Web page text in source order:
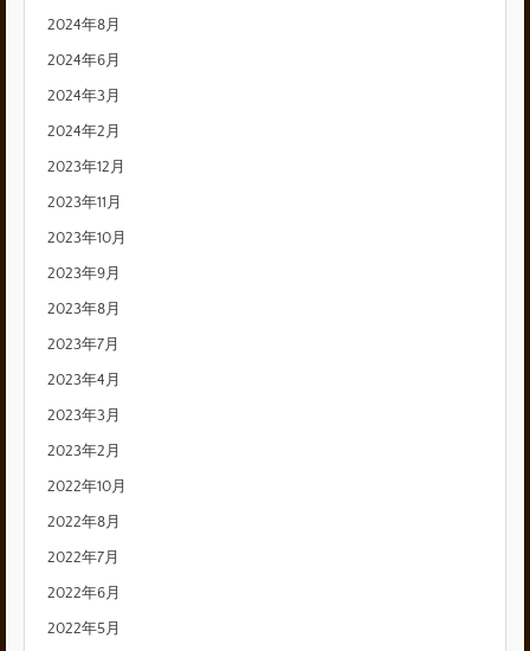
2024年8月
2024年6月
2024年3月
2024年2月
2023年12月
2023年11月
2023年10月
2023年9月
2023年8月
2023年7月
2023年4月
2023年3月
2023年2月
2022年10月
2022年8月
2022年7月
2022年6月
2022年5月